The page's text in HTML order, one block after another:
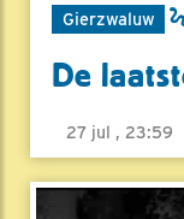
Gierzwaluw
De
27 jul , 23:59